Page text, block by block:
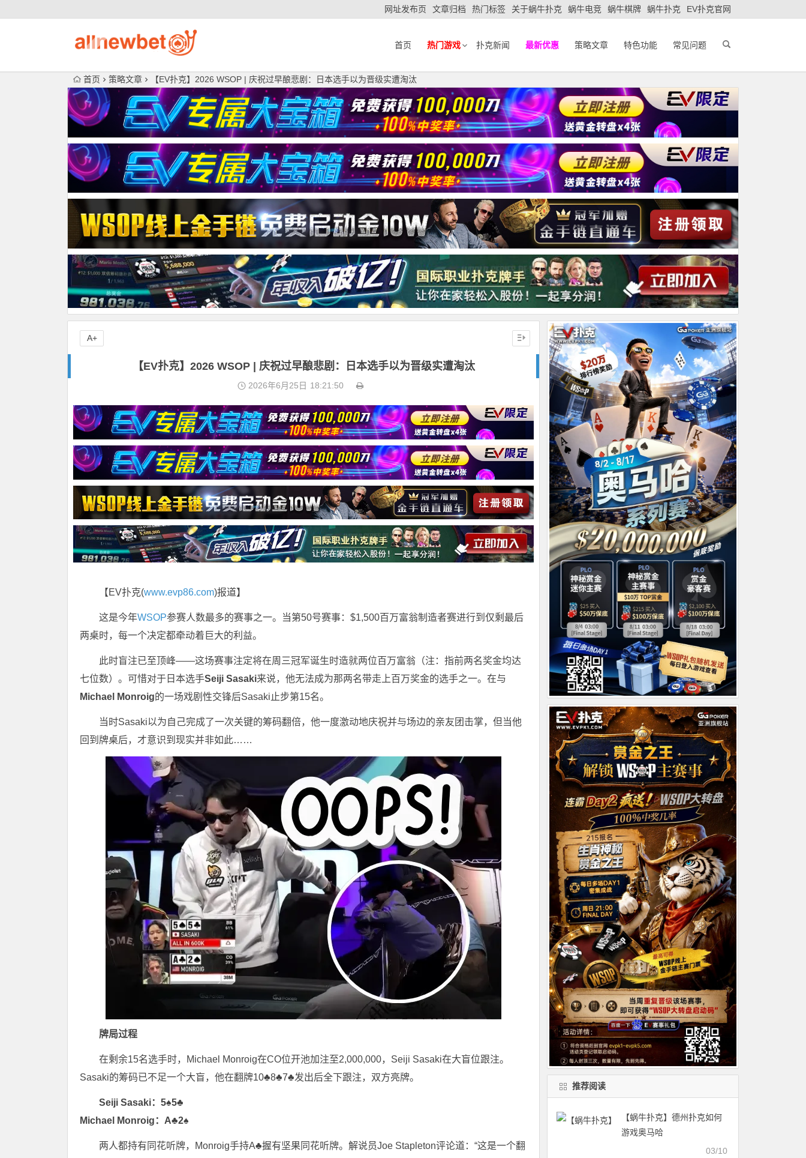
网址发布页 文章归档 热门标签 关于蜗牛扑克 蜗牛电竞 蜗牛棋牌 蜗牛扑克 EV扑克官网
首页 热门游戏 扑克新闻 最新优惠 策略文章 特色功能 常见问题
首页 策略文章 【EV扑克】2026 WSOP | 庆祝过早酿悲剧：日本选手以为晋级实遭淘汰
【EV扑克】2026 WSOP | 庆祝过早酿悲剧：日本选手以为晋级实遭淘汰
2026年6月25日 18:21:50
【EV扑克(www.evp86.com)报道】
这是今年WSOP参赛人数最多的赛事之一。当第50号赛事：$1,500百万富翁制造者赛进行到仅剩最后
两桌时，每一个决定都牵动着巨大的利益。
此时盲注已至顶峰——这场赛事注定将在周三冠军诞生时造就两位百万富翁（注：指前两名奖金均达
七位数）。可惜对于日本选手Seiji Sasaki来说，他无法成为那两名带走上百万奖金的选手之一。在与
Michael Monroig的一场戏剧性交锋后Sasaki止步第15名。
当时Sasaki以为自己完成了一次关键的筹码翻倍，他一度激动地庆祝并与场边的亲友团击掌，但当他
回到牌桌后，才意识到现实并非如此……
牌局过程
在剩余15名选手时，Michael Monroig在CO位开池加注至2,000,000，Seiji Sasaki在大盲位跟注。
Sasaki的筹码已不足一个大盲，他在翻牌10♣8♣7♣发出后全下跟注，双方亮牌。
Seiji Sasaki：5♠5♣
Michael Monroig：A♣2♠
两人都持有同花听牌，Monroig手持A♣握有坚果同花听牌。解说员Joe Stapleton评论道：“这是一个翻
A+
推荐阅读
【蜗牛扑克】德州扑克如何
游戏奥马哈
03/10